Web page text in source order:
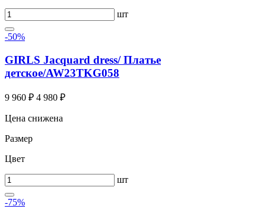
шт
-50%
GIRLS Jacquard dress/ Платье
детское/AW23TKG058
9 960 ₽ 4 980 ₽
Цена снижена
Размер
Цвет
шт
-75%